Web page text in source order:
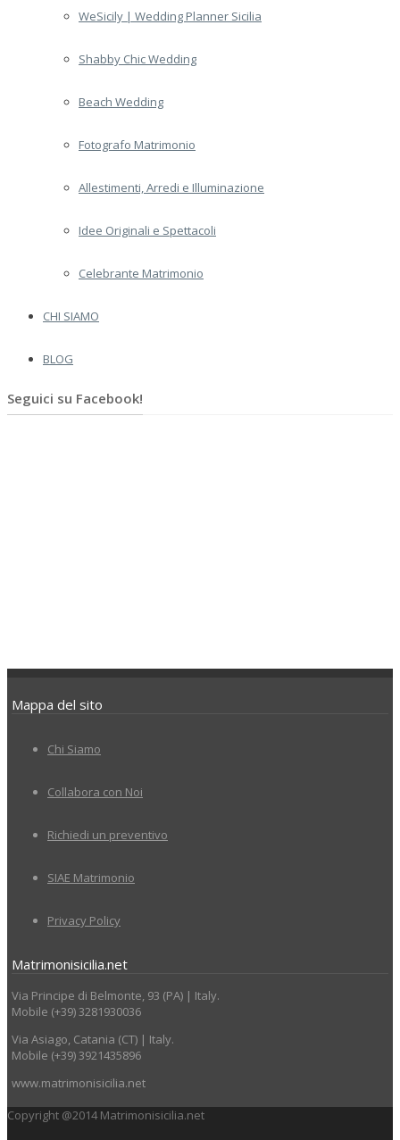
WeSicily | Wedding Planner Sicilia
Shabby Chic Wedding
Beach Wedding
Fotografo Matrimonio
Allestimenti, Arredi e Illuminazione
Idee Originali e Spettacoli
Celebrante Matrimonio
CHI SIAMO
BLOG
Seguici su Facebook!
Mappa del sito
Chi Siamo
Collabora con Noi
Richiedi un preventivo
SIAE Matrimonio
Privacy Policy
Matrimonisicilia.net
Via Principe di Belmonte, 93 (PA) | Italy.
Mobile (+39) 3281930036
Via Asiago, Catania (CT) | Italy.
Mobile (+39) 3921435896
www.matrimonisicilia.net
Copyright @2014 Matrimonisicilia.net